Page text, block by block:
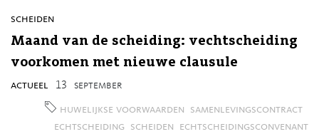
scheiden
Maand van de scheiding: vechtscheiding
voorkomen met nieuwe clausule
actueel 13 september
huwelijkse voorwaarden
samenlevingscontract
echtscheiding
scheiden echtscheidingsconvenant